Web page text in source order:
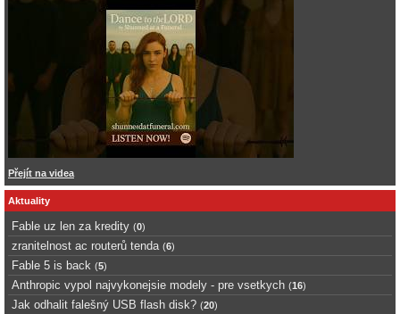
Přejít na videa
Aktuality
Fable uz len za kredity (0)
zranitelnost ac routerů tenda (6)
Fable 5 is back (5)
Anthropic vypol najvykonejsie modely - pre vsetkych (16)
Jak odhalit falešný USB flash disk? (20)